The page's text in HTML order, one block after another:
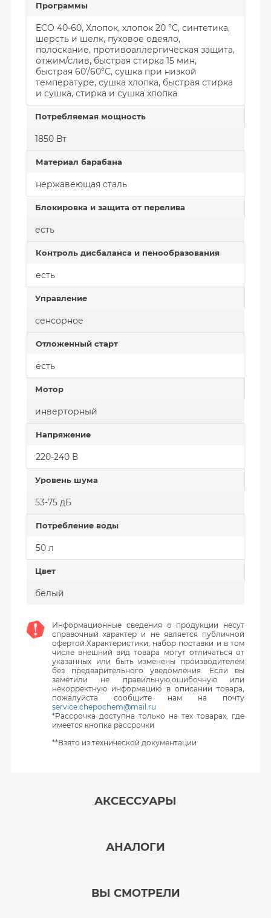
Программы
ECO 40-60, Хлопок, хлопок 20 °C, синтетика,
шерсть и шелк, пуховое одеяло,
полоскание, противоаллергическая защита,
отжим/слив, быстрая стирка 15 мин,
быстрая 60’/60°C, сушка при низкой
температуре, сушка хлопка, быстрая стирка
и сушка, стирка и сушка хлопка
Потребляемая мощность
1850 Вт
Материал барабана
нержавеющая сталь
Блокировка и защита от перелива
есть
Контроль дисбаланса и пенообразования
есть
Управление
сенсорное
Отложенный старт
есть
Мотор
инверторный
Напряжение
220-240 В
Уровень шума
53-75 дБ
Потребление воды
50 л
Цвет
белый
Информационные сведения о продукции несут
справочный характер и не является публичной
офертой.Характеристики, набор поставки и в том
числе внешний вид товара могут отличаться от
указанных или быть изменены производителем
без предварительного уведомления. Если вы
заметили не правильную,ошибочную или
некорректную информацию в описании товара,
пожалуйста сообщите нам на почту
service.chepochem@mail.ru
*Рассрочка доступна только на тех товарах, где
имеется кнопка рассрочки
**Взято из технической документации
АКСЕССУАРЫ
АНАЛОГИ
ВЫ СМОТРЕЛИ